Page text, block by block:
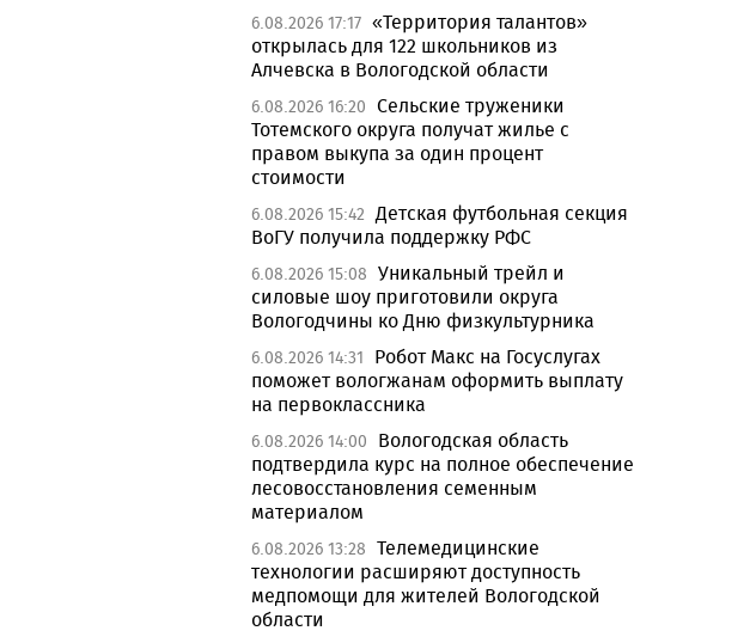
6.08.2026 17:17 «Территория талантов»
открылась для 122 школьников из
Алчевска в Вологодской области
6.08.2026 16:20 Сельские труженики
Тотемского округа получат жилье с
правом выкупа за один процент
стоимости
6.08.2026 15:42 Детская футбольная секция
ВоГУ получила поддержку РФС
6.08.2026 15:08 Уникальный трейл и
силовые шоу приготовили округа
Вологодчины ко Дню физкультурника
6.08.2026 14:31
Робот Макс на Госуслугах
поможет вологжанам оформить выплату
на первоклассника
6.08.2026 14:00
Вологодская область
подтвердила курс на полное обеспечение
лесовосстановления семенным
материалом
6.08.2026 13:28 Телемедицинские
технологии расширяют доступность
медпомощи для жителей Вологодской
области